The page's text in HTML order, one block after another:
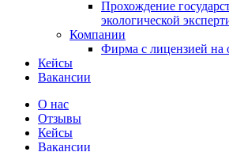
Прохождение
экологической
Компании
Фирма с лицензией на
Кейсы
Вакансии
О нас
Отзывы
Кейсы
Вакансии